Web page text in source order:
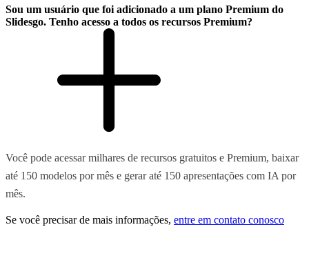
Sou um usuário que foi adicionado a um plano Premium do
Slidesgo. Tenho acesso a todos os recursos Premium?
Você pode acessar milhares de recursos gratuitos e Premium, baixar
até 150 modelos por mês e gerar até 150 apresentações com IA por
mês.
Se você precisar de mais informações, entre em contato conosco